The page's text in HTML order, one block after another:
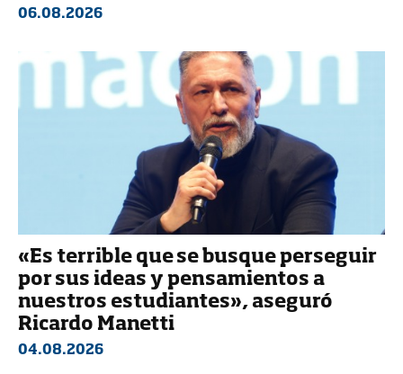
06.08.2026
«Es terrible que se busque perseguir
por sus ideas y pensamientos a
nuestros estudiantes», aseguró
Ricardo Manetti
04.08.2026